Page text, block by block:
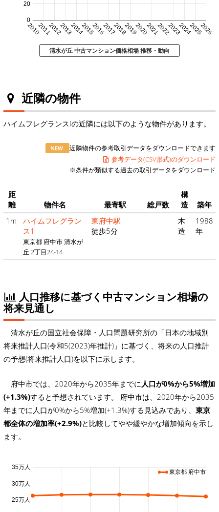
20102011201220132014201520162017201820192020202120222023202420252026
0
20
清水が丘 中古マンション価格相場 推移・動向
近隣の物件
ハイムフレグランスIの近隣には以下のような物件があります。
NEW
近隣物件の参考取引データをダウンロードできます
参考データ(CSV形式)のダウンロード
※条件が類似する過去の取引データをダウンロード
距
離
物件名 最寄駅 総戸数
構
造
築年
1m
ハイムフレグラン
ス1
東京都 府中市 清水が
丘 2丁目24-14
東府中駅
徒歩5分
木
造
1988
年
人口推移に基づく中古マンション相場の
将来見通し
清水が丘の国立社会保障・人口問題研究所の「日本の地域別
将来推計人口(令和5(2023)年推計)」に基づく、将来の人口推計
の予想(将来推計人口)を以下に示します。
府中市では、2020年から2035年までに 人口が0%から5%増加
(+1.3%)すると予想されています。 府中市は、2020年から2035
年までに人口が0%から5%増加(+1.3%)する見込みであり、 東京
都全体の増加率(+2.9%)と比較してやや緩やかな増加傾向を示し
ます。
25万人
30万人
35万人
東京都 府中市